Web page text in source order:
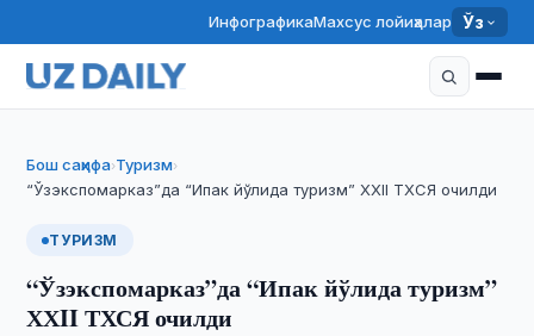
ИнфографикаМахсус лойиҳалар Ўз
Бош саҳифа›Туризм›
“Ўзэкспомарказ”да “Ипак йўлида туризм” ХХII ТХСЯ очилди
ТУРИЗМ
“Ўзэкспомарказ”да “Ипак йўлида туризм”
ХХII ТХСЯ очилди